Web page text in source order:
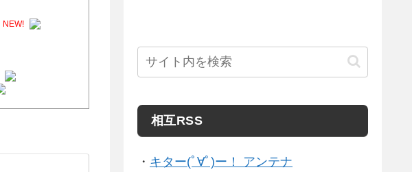
NEW!
相互RSS
・ キター(ﾟ∀ﾟ)ー！ アンテナ